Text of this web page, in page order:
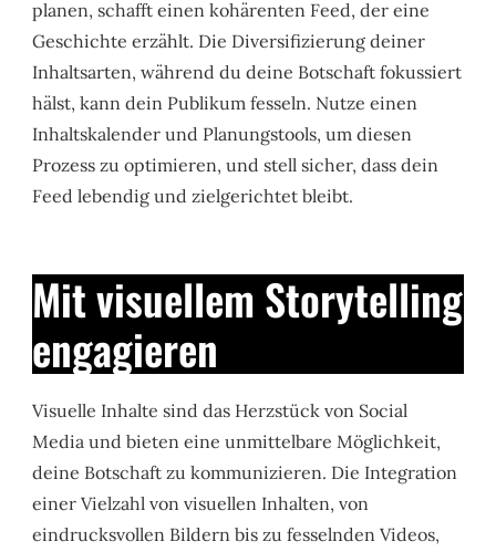
planen, schafft einen kohärenten Feed, der eine
Geschichte erzählt. Die Diversifizierung deiner
Inhaltsarten, während du deine Botschaft fokussiert
hälst, kann dein Publikum fesseln. Nutze einen
Inhaltskalender und Planungstools, um diesen
Prozess zu optimieren, und stell sicher, dass dein
Feed lebendig und zielgerichtet bleibt.
Mit visuellem Storytelling
engagieren
Visuelle Inhalte sind das Herzstück von Social
Media und bieten eine unmittelbare Möglichkeit,
deine Botschaft zu kommunizieren. Die Integration
einer Vielzahl von visuellen Inhalten, von
eindrucksvollen Bildern bis zu fesselnden Videos,